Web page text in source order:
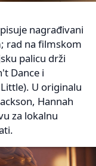
nagrađivani
rad na filmskom
palicu drži
Dance i
U originalu
Hannah
za lokalnu